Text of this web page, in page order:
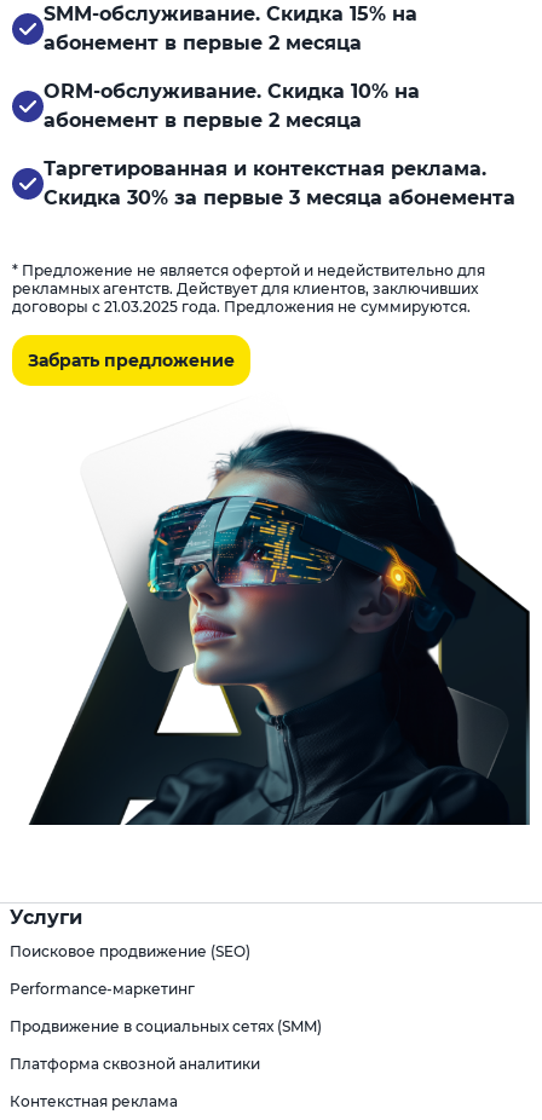
SMM-обслуживание. Скидка 15% на
абонемент в первые 2 месяца
ORM-обслуживание. Скидка 10% на
абонемент в первые 2 месяца
Таргетированная и контекстная реклама.
Скидка 30% за первые 3 месяца абонемента
* Предложение не является офертой и недействительно для
рекламных агентств. Действует для клиентов, заключивших
договоры с 21.03.2025 года. Предложения не суммируются.
Забрать предложение
Услуги
Поисковое продвижение (SEO)
Performance-маркетинг
Продвижение в социальных сетях (SMM)
Платформа сквозной аналитики
Контекстная реклама